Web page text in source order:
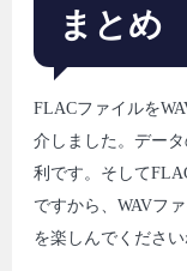
まとめ
FLACファイルを
介しました。デー
利です。そして
ですから、WAVフ
を楽しんでください